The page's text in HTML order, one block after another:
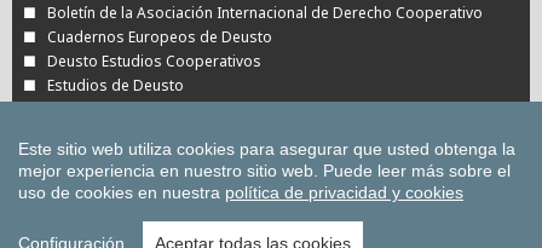
Boletín de la Asociación Internacional de Derecho Cooperativo
Cuadernos Europeos de Deusto
Deusto Estudios Cooperativos
Estudios de Deusto
Todas las Revistas Científicas de Deusto en
OJS
Todas las publicaciones de la Universidad de
Este sitio web utiliza cookies para asegurar que usted obtenga la
mejor experiencia en nuestro sitio web. Puede leer más sobre el
uso de cookies en nuestra política de privacidad y cookies
Configuración Aceptar todas las cookies